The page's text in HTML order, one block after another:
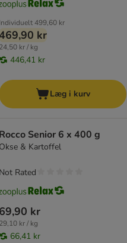
Individuelt499,60 kr
kr
24,50 kr / kg
446,41 kr
Læg i kurv
Rocco Senior 6 x 400 g
Okse & Kartoffel
69,90 kr
29,10 kr / kg
66,41 kr
Not Rated